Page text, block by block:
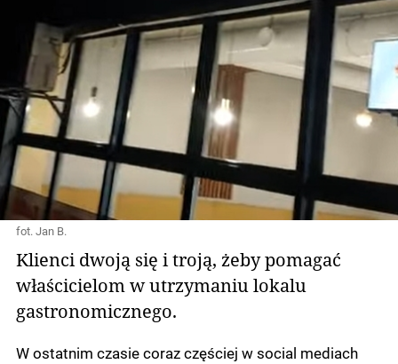
fot. Jan B.
Klienci dwoją się i troją, żeby pomagać
właścicielom w utrzymaniu lokalu
gastronomicznego.
W ostatnim czasie coraz częściej w social mediach